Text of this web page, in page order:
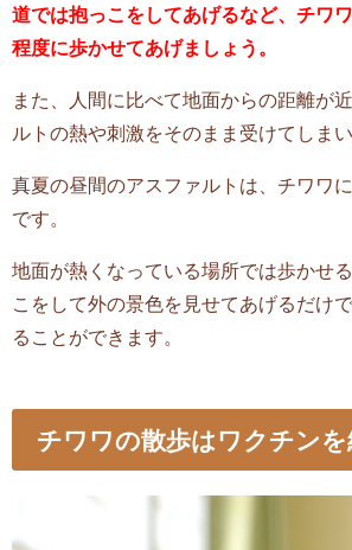
道では抱っこをしてあげるなど、チワ
程度に歩かせてあげましょう。
また、人間に比べて地面からの距離が
ルトの熱や刺激をそのまま受けてしまい
真夏の昼間のアスファルトは、チワワ
です。
地面が熱くなっている場所では歩かせ
こをして外の景色を見せてあげるだけ
ることができます。
チワワの散歩はワクチンを